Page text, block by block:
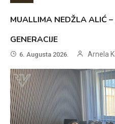
MUALLIMA NEDŽLA ALIĆ
GENERACIJE
6. Augusta 2026. Arnela